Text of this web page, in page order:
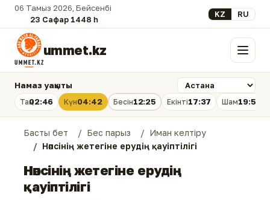
06 Тамыз 2026, Бейсенбі
23 Сафар 1448 һ.
Select your
KZ RU
ummet.kz Мәзір
Намаз уақыты
Таң02:46 Күн04:42 Бесін12:25 Екінті17:37 Шам19:58
Басты бет Бес парыз
Иман келтіру
Нәпсінің жетегіне ерудің қауіптілігі
Нәпсінің жетегіне ерудің
қауіптілігі